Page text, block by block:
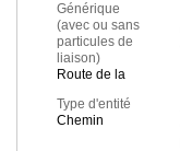
Générique
(avec ou sans
particules de
liaison)
Route de la
Type d'entité
Chemin